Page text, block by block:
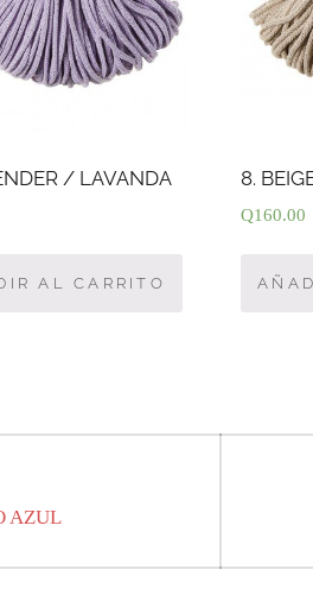
/ LAVANDA
AL CARRITO
8.
Q160.00
AZUL